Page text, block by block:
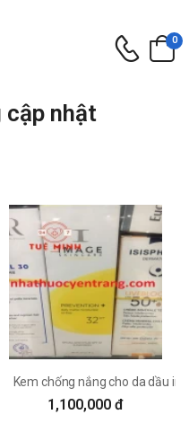
0
cập nhật
Kem chống nắng cho da dầu
1,100,000 đ